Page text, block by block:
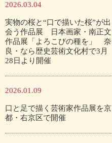
2026.03.04
実物の桜と“口で描いた桜”が出
会う作品展 日本画家・南正文
作品展「よろこびの種を」 奈
良・なら歴史芸術文化村で3月
28日より開催
2026.01.09
口と足で描く芸術家作品展を京
都・右京区で開催